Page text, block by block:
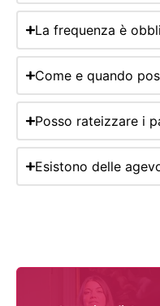
La frequenza è
Come e quando
Posso rateizzare i
Esistono delle